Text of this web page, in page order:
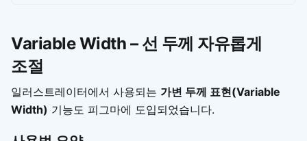
Variable Width – 선 두께 자유롭게
조절
일러스트레이터에서 사용되는 가변 두께 표현(Variable
Width) 기능도 피그마에 도입되었습니다.